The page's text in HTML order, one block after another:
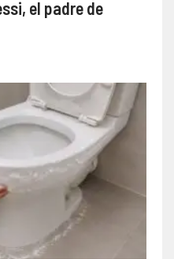
el padre de